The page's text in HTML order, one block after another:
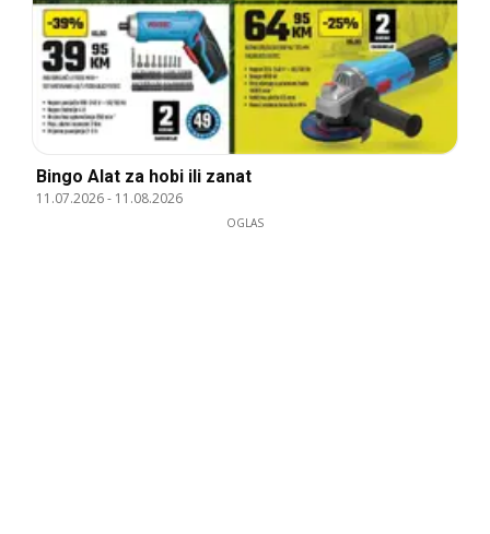
Bingo Alat za hobi ili zanat
11.07.2026- 11.08.2026
OGLAS